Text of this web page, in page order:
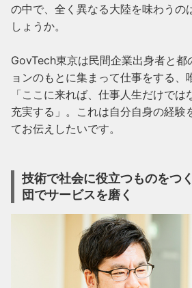
の中で、全く異なる大陸を味わうの
しょうか。
GovTech東京は民間企業出身者と都
ョンのもとに集まって仕事をする、
「ここに来れば、仕事人生だけで
充実する」。これは自分自身の経験
てお伝えしたいです。
技術で社会に役立つものをつ
団でサービスを磨く